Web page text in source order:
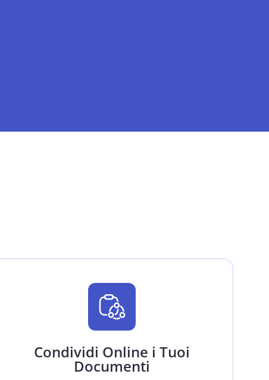
Condividi Online i Tuoi
Documenti